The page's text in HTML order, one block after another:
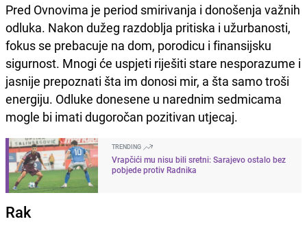
Pred Ovnovima je period smirivanja i donošenja važnih
odluka. Nakon dužeg razdoblja pritiska i užurbanosti,
fokus se prebacuje na dom, porodicu i finansijsku
sigurnost. Mnogi će uspjeti riješiti stare nesporazume i
jasnije prepoznati šta im donosi mir, a šta samo troši
energiju. Odluke donesene u narednim sedmicama
mogle bi imati dugoročan pozitivan utjecaj.
TRENDING
Vrapčići mu nisu bili sretni: Sarajevo ostalo bez
pobjede protiv Radnika
Rak